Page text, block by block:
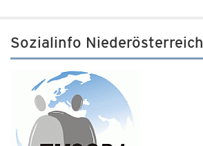
Sozialinfo Niederösterreich